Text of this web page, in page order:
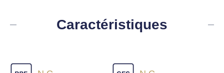
Caractéristiques